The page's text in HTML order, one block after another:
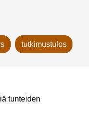
tutkimustulos
tunteiden